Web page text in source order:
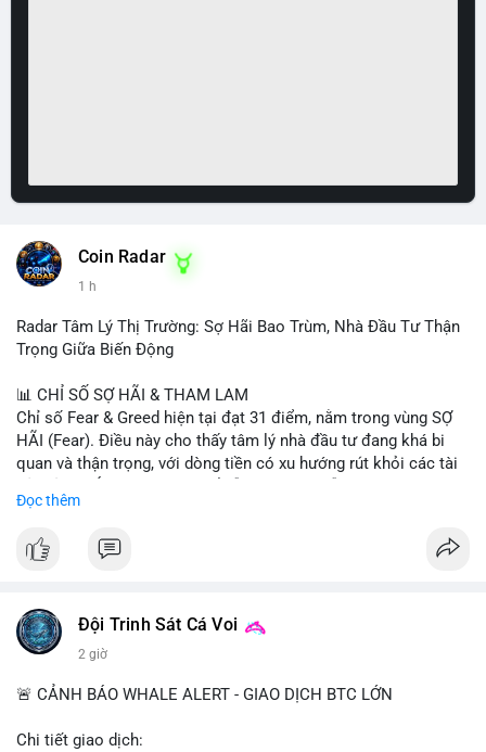
Coin Radar
1 h
Radar Tâm Lý Thị Trường: Sợ Hãi Bao Trùm, Nhà Đầu Tư Thận
Trọng Giữa Biến Động
📊 CHỈ SỐ SỢ HÃI & THAM LAM
Chỉ số Fear & Greed hiện tại đạt 31 điểm, nằm trong vùng SỢ
HÃI (Fear). Điều này cho thấy tâm lý nhà đầu tư đang khá bi
quan và thận trọng, với dòng tiền có xu hướng rút khỏi các tài
nhưng đây cũng có thể là cơ hội cho những nhà đầu tư dài hạn.
📈 XU HƯỚNG TÌM KIẾM & THẢO LUẬN
World Assets (FWA), Pepe (PEPE) và StonkBroker
(STONKBROKER). Các token meme và mới nổi đang thu hút sự
• Tại Việt Nam, Google Trends cho thấy các chủ đề ngoài
Monterrey) chiếm ưu thế, cho thấy sự quan tâm đến crypto
Đọc thêm
Đội Trinh Sát Cá Voi
2 giờ
🚨 CẢNH BÁO WHALE ALERT - GIAO DỊCH BTC LỚN
Chi tiết giao dịch: